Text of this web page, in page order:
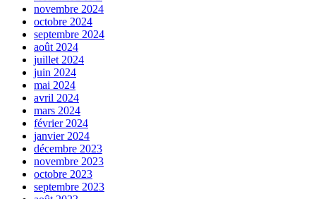
novembre 2024
octobre 2024
septembre 2024
août 2024
juillet 2024
juin 2024
mai 2024
avril 2024
mars 2024
février 2024
janvier 2024
décembre 2023
novembre 2023
octobre 2023
septembre 2023